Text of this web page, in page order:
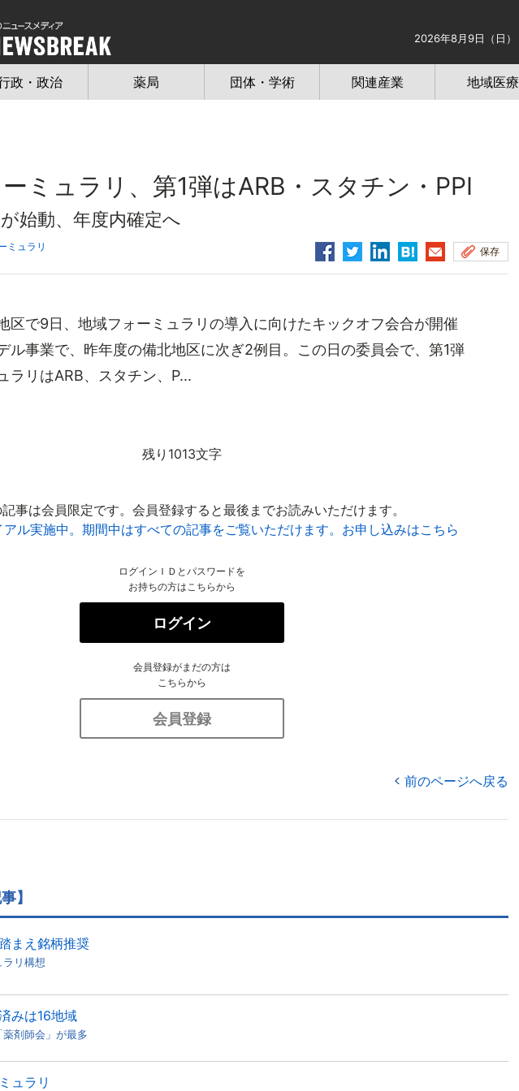
2026年8月9日（日）
政・政治 薬局 団体・学術 関連産業 地域医療
ミュラリ、第1弾はARB・スタチン・PPI
始動、年度内確定へ
ミュラリ 保存
区で9日、地域フォーミュラリの導入に向けたキックオフ会合が開催
ル事業で、昨年度の備北地区に次ぎ2例目。この日の委員会で、第1弾
ラリはARB、スタチン、P...
残り1013文字
記事は会員限定です。会員登録すると最後までお読みいただけます。
ル実施中。期間中はすべての記事をご覧いただけます。お申し込みはこちら
ログインＩＤとパスワードを
お持ちの方はこちらから
ログイン
会員登録がまだの方は
こちらから
会員登録
前のページへ戻る
】
まえ銘柄推奨
リ構想
みは16地域
剤師会」が最多
ュラリ